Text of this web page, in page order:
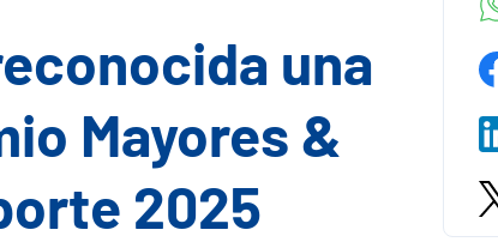
una
Mayores &
2025